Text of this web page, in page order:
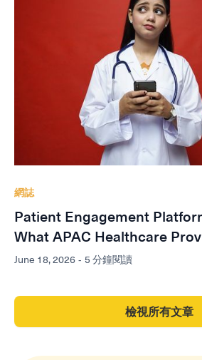
網誌
Patient Engagement
What APAC Healthcare
June 18, 2026 - 5 分鐘閱讀
檢視所有文章